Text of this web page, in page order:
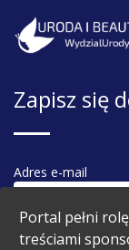
Portal pełni
treściami
Zapisz się
Adres e-mail